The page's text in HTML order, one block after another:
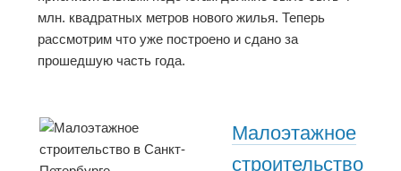
млн. квадратных метров нового жилья. Теперь
рассмотрим что уже построено и сдано за
прошедшую часть года.
Малоэтажное
строительство